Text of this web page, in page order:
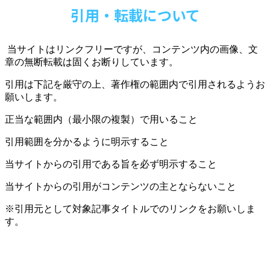
引用・転載について
当サイトはリンクフリーですが、コンテンツ内の画像、文
章の無断転載は固くお断りしています。
引用は下記を厳守の上、著作権の範囲内で引用されるようお
願いします。
正当な範囲内（最小限の複製）で用いること
引用範囲を分かるように明示すること
当サイトからの引用である旨を必ず明示すること
当サイトからの引用がコンテンツの主とならないこと
※引用元として対象記事タイトルでのリンクをお願いしま
す。